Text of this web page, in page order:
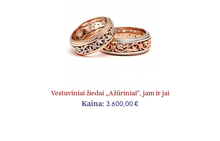
Vestuviniai žiedai „Ažūriniai“, jam ir jai
Kaina: 3.600,00 €